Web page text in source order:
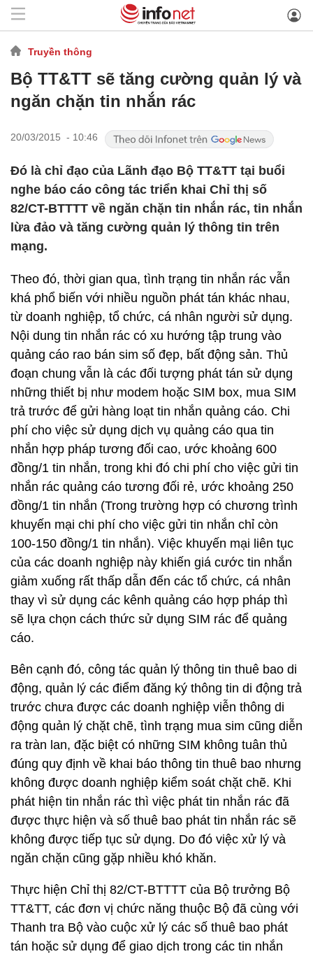
Truyền thông
Bộ TT&TT sẽ tăng cường quản lý và
ngăn chặn tin nhắn rác
20/03/2015 - 10:46
Đó là chỉ đạo của Lãnh đạo Bộ TT&TT tại buổi
nghe báo cáo công tác triển khai Chỉ thị số
82/CT-BTTTT về ngăn chặn tin nhắn rác, tin nhắn
lừa đảo và tăng cường quản lý thông tin trên
mạng.
Theo đó, thời gian qua, tình trạng tin nhắn rác vẫn
khá phổ biến với nhiều nguồn phát tán khác nhau,
từ doanh nghiệp, tổ chức, cá nhân người sử dụng.
Nội dung tin nhắn rác có xu hướng tập trung vào
quảng cáo rao bán sim số đẹp, bất động sản. Thủ
đoạn chung vẫn là các đối tượng phát tán sử dụng
những thiết bị như modem hoặc SIM box, mua SIM
trả trước để gửi hàng loạt tin nhắn quảng cáo. Chi
phí cho việc sử dụng dịch vụ quảng cáo qua tin
nhắn hợp pháp tương đối cao, ước khoảng 600
đồng/1 tin nhắn, trong khi đó chi phí cho việc gửi tin
nhắn rác quảng cáo tương đối rẻ, ước khoảng 250
đồng/1 tin nhắn (Trong trường hợp có chương trình
khuyến mại chi phí cho việc gửi tin nhắn chỉ còn
100-150 đồng/1 tin nhắn). Việc khuyến mại liên tục
của các doanh nghiệp này khiến giá cước tin nhắn
giảm xuống rất thấp dẫn đến các tổ chức, cá nhân
thay vì sử dụng các kênh quảng cáo hợp pháp thì
sẽ lựa chọn cách thức sử dụng SIM rác để quảng
cáo.
Bên cạnh đó, công tác quản lý thông tin thuê bao di
động, quản lý các điểm đăng ký thông tin di động trả
trước chưa được các doanh nghiệp viễn thông di
động quản lý chặt chẽ, tình trạng mua sim cũng diễn
ra tràn lan, đặc biệt có những SIM không tuân thủ
đúng quy định về khai báo thông tin thuê bao nhưng
không được doanh nghiệp kiểm soát chặt chẽ. Khi
phát hiện tin nhắn rác thì việc phát tin nhắn rác đã
được thực hiện và số thuê bao phát tin nhắn rác sẽ
không được tiếp tục sử dụng. Do đó việc xử lý và
ngăn chặn cũng gặp nhiều khó khăn.
Thực hiện Chỉ thị 82/CT-BTTTT của Bộ trưởng Bộ
TT&TT, các đơn vị chức năng thuộc Bộ đã cùng với
Thanh tra Bộ vào cuộc xử lý các số thuê bao phát
tán hoặc sử dụng để giao dịch trong các tin nhắn